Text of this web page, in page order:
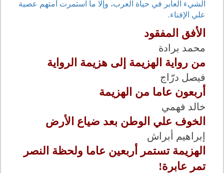
الشيء العابر في حياة العرب، وإلا ما استمرت أمتهم عصية
علي الإفناء.
الأفق المفقود
محمد برادة
من رواية الهزيمة إلى هزيمة الرواية
فيصل درّاج
أربعون عاما من الهزيمة
خالد فهمي
الخوف علي الوطن بعد ضياع الأرض
إبراهيم أبراش
الهزيمة تستمر أربعين عاما ولحظة النصر
تمر عابرة!